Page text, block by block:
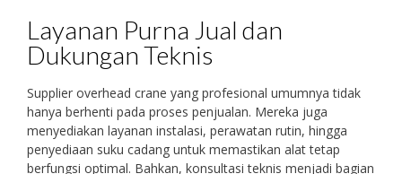
Layanan Purna Jual dan
Dukungan Teknis
Supplier overhead crane yang profesional umumnya tidak
hanya berhenti pada proses penjualan. Mereka juga
menyediakan layanan instalasi, perawatan rutin, hingga
penyediaan suku cadang untuk memastikan alat tetap
berfungsi optimal. Bahkan, konsultasi teknis menjadi bagian